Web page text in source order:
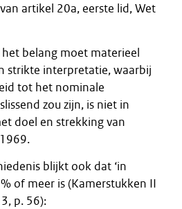
artikel 20a, eerste lid, Wet
belang moet materieel
strikte interpretatie, waarbij
tot het nominale
zou zijn, is niet in
doel en strekking van
blijkt ook dat ‘in
of meer is (Kamerstukken II
p. 56):